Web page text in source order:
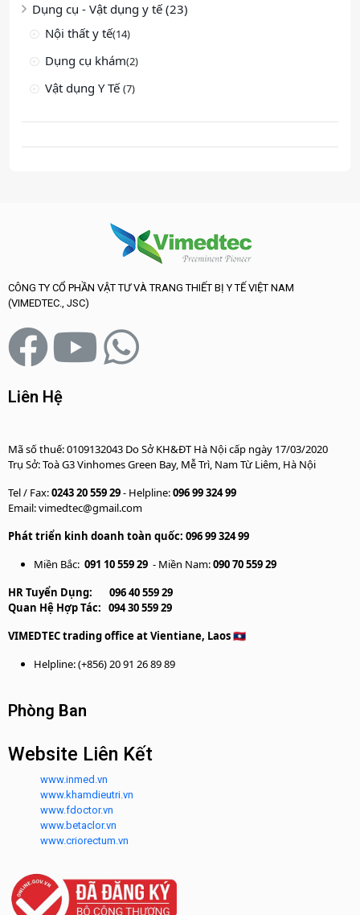
Dụng cụ - Vật dụng y tế (23)
Nội thất y tế(14)
Dụng cụ khám(2)
Vật dụng Y Tế (7)
CÔNG TY CỔ PHẦN VẬT TƯ VÀ TRANG THIẾT BỊ Y TẾ VIỆT NAM
(VIMEDTEC., JSC)
Liên Hệ
Mã số thuế: 0109132043 Do Sở KH&ĐT Hà Nội cấp ngày 17/03/2020
Trụ Sở: Toà G3 Vinhomes Green Bay, Mễ Trì, Nam Từ Liêm, Hà Nội
Tel / Fax:0243 20 559 29- Helpline:096 99 324 99
Email: vimedtec@gmail.com
Phát triển kinh doanh toàn quốc: 096 99 324 99
Miền Bắc: 091 10 559 29 - Miền Nam:090 70 559 29
HR Tuyển Dụng:
096 40 559 29
Quan Hệ Hợp Tác: 094 30 559 29
VIMEDTEC trading office at Vientiane, Laos 🇱🇦
Helpline: (+856) 20 91 26 89 89
Phòng Ban
Website Liên Kết
www.inmed.vn
www.khamdieutri.vn
www.fdoctor.vn
www.betaclor.vn
www.criorectum.vn